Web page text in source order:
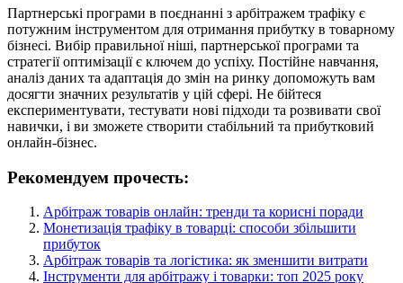
Партнерські програми в поєднанні з арбітражем трафіку є
потужним інструментом для отримання прибутку в товарному
бізнесі. Вибір правильної ніші, партнерської програми та
стратегії оптимізації є ключем до успіху. Постійне навчання,
аналіз даних та адаптація до змін на ринку допоможуть вам
досягти значних результатів у цій сфері. Не бійтеся
експериментувати, тестувати нові підходи та розвивати свої
навички, і ви зможете створити стабільний та прибутковий
онлайн-бізнес.
Рекомендуем прочесть:
Арбітраж товарів онлайн: тренди та корисні поради
Монетизація трафіку в товарці: способи збільшити
прибуток
Арбітраж товарів та логістика: як зменшити витрати
Інструменти для арбітражу і товарки: топ 2025 року